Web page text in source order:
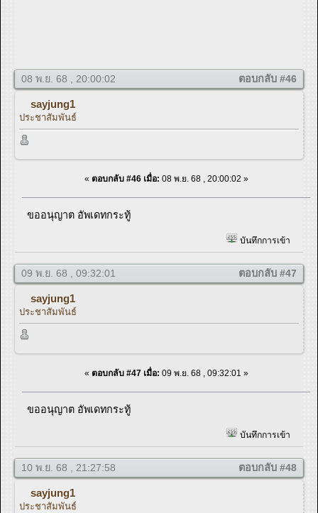
08 พ.ย. 68 , 20:00:02 ตอบกลับ #46
sayjung1
ประชาสัมพันธ์
« ตอบกลับ #46 เมื่อ: 08 พ.ย. 68 , 20:00:02 »
ขออนุญาต อัพเดทกระทู้
บันทึกการเข้า
09 พ.ย. 68 , 09:32:01 ตอบกลับ #47
sayjung1
ประชาสัมพันธ์
« ตอบกลับ #47 เมื่อ: 09 พ.ย. 68 , 09:32:01 »
ขออนุญาต อัพเดทกระทู้
บันทึกการเข้า
10 พ.ย. 68 , 21:27:58 ตอบกลับ #48
sayjung1
ประชาสัมพันธ์